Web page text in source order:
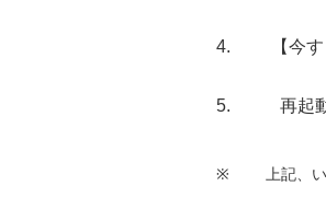
【今
再起
※ 上記、